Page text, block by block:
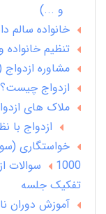
و ...)
خانواده سالم
تنظیم
مشاوره ازدواج
ازدواج
ملاک های
ازدواج با
خواستگاری
1000
تفکیک جلسه
آموزش دوران